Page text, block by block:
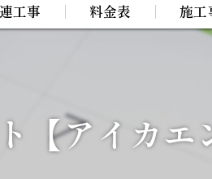
工事
リフォーム
料金表 施工
【アイカ